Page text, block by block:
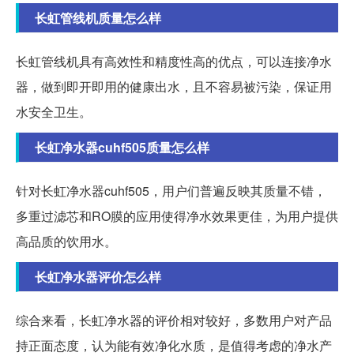
长虹管线机质量怎么样
长虹管线机具有高效性和精度性高的优点，可以连接净水
器，做到即开即用的健康出水，且不容易被污染，保证用
水安全卫生。
长虹净水器cuhf505质量怎么样
针对长虹净水器cuhf505，用户们普遍反映其质量不错，
多重过滤芯和RO膜的应用使得净水效果更佳，为用户提供
高品质的饮用水。
长虹净水器评价怎么样
综合来看，长虹净水器的评价相对较好，多数用户对产品
持正面态度，认为能有效净化水质，是值得考虑的净水产